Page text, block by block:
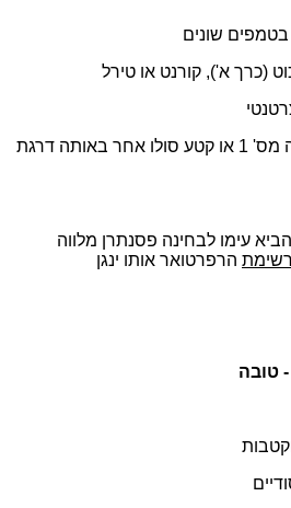
שונים
(כרך א'), קורנט או טירל
גלייארד: סונטה מס' 1 או קטע סולו אחר באותה דרגת
עימו לבחינה פסנתרן מלווה
רשימת הרפרטואר אותו ינגן
טובה